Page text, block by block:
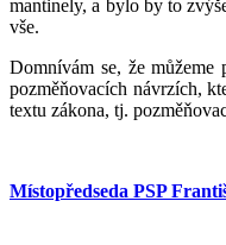
mantinely, a bylo by to
vše.
Domnívám se, že
pozměňovacích návrzích,
textu zákona, tj.
Místopředseda PSP